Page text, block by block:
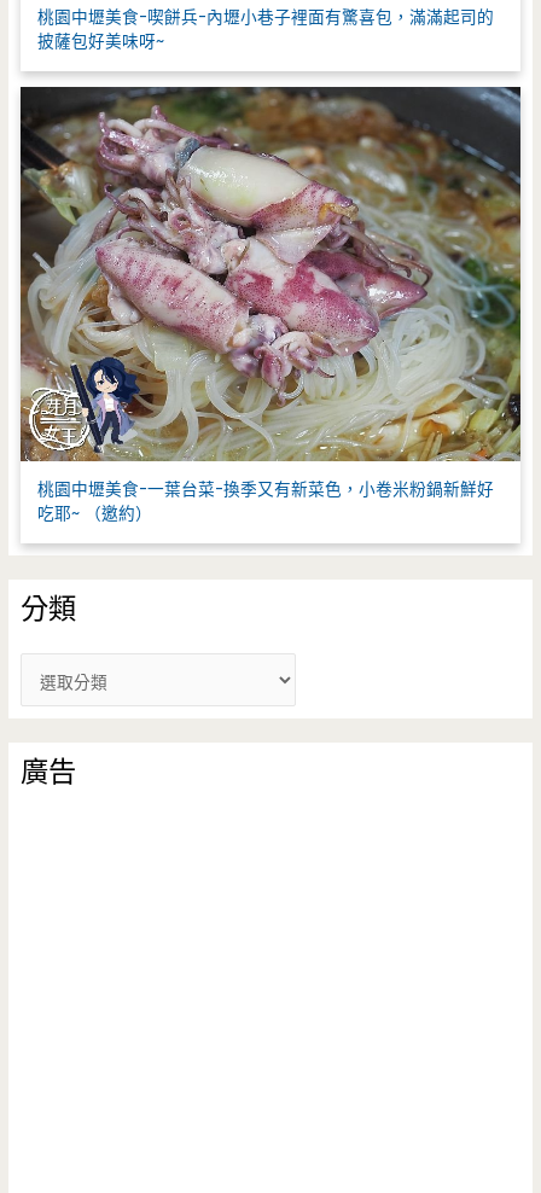
桃園中壢美食-喫餅兵-內壢小巷子裡面有驚喜包，滿滿起司的
披薩包好美味呀~
桃園中壢美食-一葉台菜-換季又有新菜色，小卷米粉鍋新鮮好
吃耶~ （邀約）
分類
類
廣告